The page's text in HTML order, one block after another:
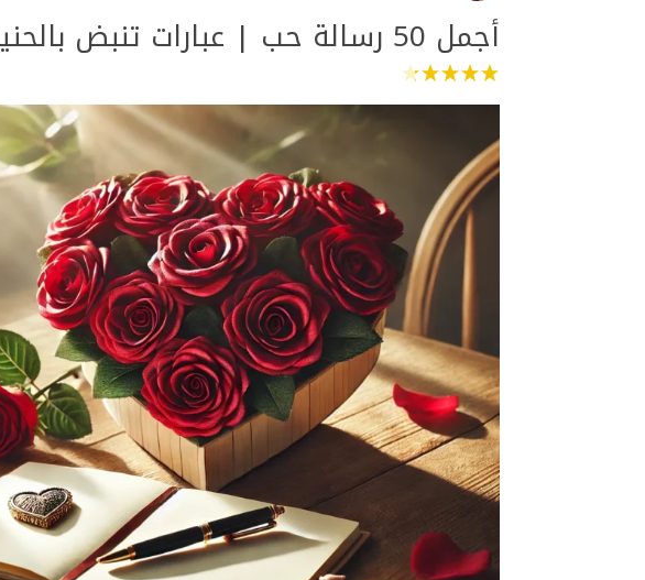
أجمل 50 رسالة حب | عبارات تنبض بالحنين والمشاعر الرقيقة